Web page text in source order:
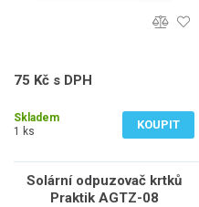
75 Kč s DPH
Skladem
1 ks
KOUPIT
Solární odpuzovač krtků
Praktik AGTZ-08